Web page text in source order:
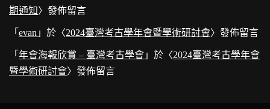
期通知〉發佈留言
「 evan 」於〈2024臺灣考古學年會暨學術研討會〉發佈留言
「 年會海報欣賞 – 臺灣考古學會 」於〈2024臺灣考古學年會
暨學術研討會〉發佈留言